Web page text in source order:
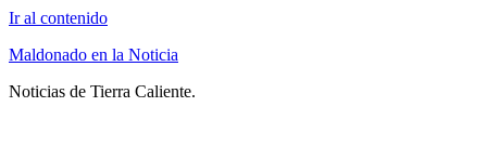
Ir al contenido
Maldonado en la Noticia
Noticias de Tierra Caliente.